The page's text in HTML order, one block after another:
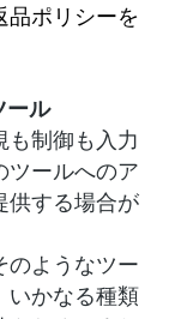
品ポリシーを
ール
も制御も入力
ツールへのア
供する場合が
のようなツー
いかなる種類